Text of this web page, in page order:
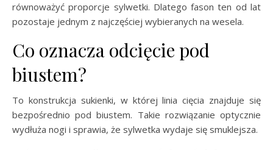
równoważyć proporcje sylwetki. Dlatego fason ten od lat
pozostaje jednym z najczęściej wybieranych na wesela.
Co oznacza odcięcie pod
biustem?
To konstrukcja sukienki, w której linia cięcia znajduje się
bezpośrednio pod biustem. Takie rozwiązanie optycznie
wydłuża nogi i sprawia, że sylwetka wydaje się smuklejsza.